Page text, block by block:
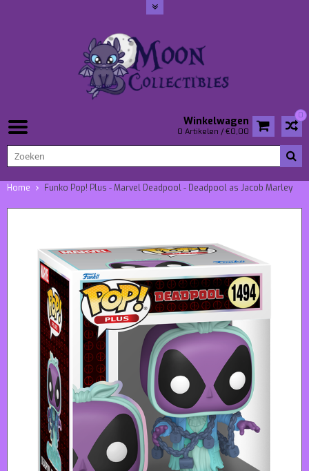
0
Winkelwagen
0 Artikelen / €0,00
Home Funko Pop! Plus - Marvel Deadpool - Deadpool as Jacob Marley